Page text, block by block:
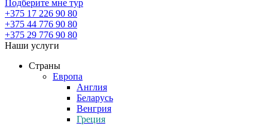
Подберите мне тур
+375 17 226 90 80
+375 44 776 90 80
+375 29 776 90 80
Наши услуги
Страны
Европа
Англия
Беларусь
Венгрия
Греция